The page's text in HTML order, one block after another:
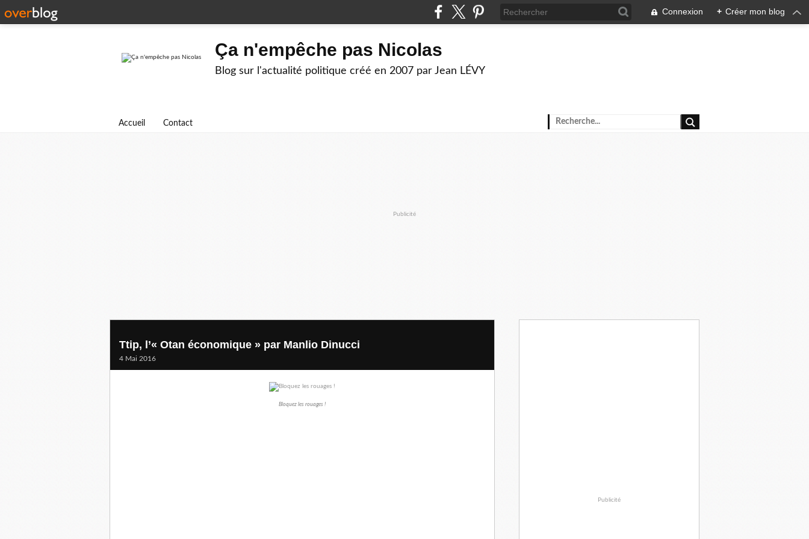
Connexion + Créer mon blog
Ça n'empêche pas Nicolas
Blog sur l'actualité politique créé en 2007 par Jean LÉVY
Accueil Contact
Publicité
Ttip, l’« Otan économique » par Manlio Dinucci
4 Mai 2016
Bloquez les rouages !
Publicité